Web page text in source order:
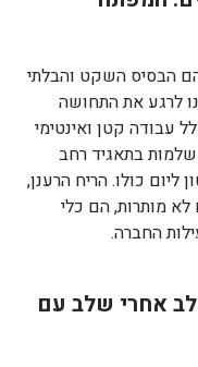
הם הבסיס השקט והבלתי
לרגע את התחושה
עבודה קטן ואינטימי
בתאגיד רחב
ליום כולו. הריח הרענן,
מותרות, הם כלי
החברה.
אחרי שלב עם